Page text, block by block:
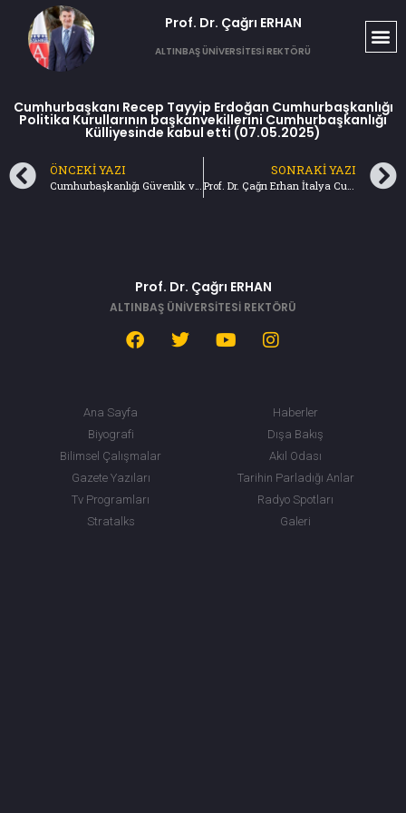
Prof. Dr. Çağrı ERHAN​
ALTINBAŞ ÜNİVERSİTESİ REKTÖRÜ
Cumhurbaşkanı Recep Tayyip Erdoğan Cumhurbaşkanlığı
Politika Kurullarının başkanvekillerini Cumhurbaşkanlığı
Külliyesinde kabul etti (07.05.2025)
ÖNCEKI YAZI
Cumhurbaşkanlığı Güvenlik ve Dış Politikalar Kurulu uluslararası sistemde yaşanan son gelişmeleri aldı (01.05.2025)
SONRAKI YAZI
Prof. Dr. Çağrı Erhan İtalya Cumhuriyeti Büyükelçisi Giorgio Marrapodi ile bir aradaydı (08.05.2025)
Prof. Dr. Çağrı ERHAN
ALTINBAŞ ÜNİVERSİTESİ REKTÖRÜ
Ana Sayfa
Biyografi
Bilimsel Çalışmalar
Gazete Yazıları
Tv Programları
Stratalks
Haberler
Dışa Bakış
Akıl Odası
Tarihin Parladığı Anlar
Radyo Spotları
Galeri